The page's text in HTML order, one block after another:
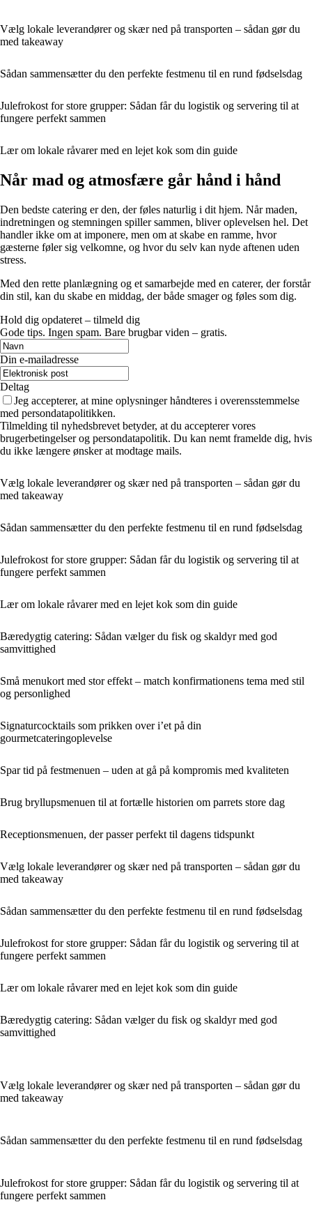
Vælg lokale leverandører og skær ned på transporten – sådan gør du
med takeaway
Sådan sammensætter du den perfekte festmenu til en rund fødselsdag
Julefrokost for store grupper: Sådan får du logistik og servering til at
fungere perfekt sammen
Lær om lokale råvarer med en lejet kok som din guide
Når mad og atmosfære går hånd i hånd
Den bedste catering er den, der føles naturlig i dit hjem. Når maden,
indretningen og stemningen spiller sammen, bliver oplevelsen hel. Det
handler ikke om at imponere, men om at skabe en ramme, hvor
gæsterne føler sig velkomne, og hvor du selv kan nyde aftenen uden
stress.
Med den rette planlægning og et samarbejde med en caterer, der forstår
din stil, kan du skabe en middag, der både smager og føles som dig.
Hold dig opdateret – tilmeld dig
Gode tips. Ingen spam. Bare brugbar viden – gratis.
Din e-mailadresse
Deltag
Jeg accepterer, at mine oplysninger håndteres i overensstemmelse
med persondatapolitikken.
Tilmelding til nyhedsbrevet betyder, at du accepterer vores
brugerbetingelser og persondatapolitik. Du kan nemt framelde dig, hvis
du ikke længere ønsker at modtage mails.
Vælg lokale leverandører og skær ned på transporten – sådan gør du
med takeaway
Sådan sammensætter du den perfekte festmenu til en rund fødselsdag
Julefrokost for store grupper: Sådan får du logistik og servering til at
fungere perfekt sammen
Lær om lokale råvarer med en lejet kok som din guide
Bæredygtig catering: Sådan vælger du fisk og skaldyr med god
samvittighed
Små menukort med stor effekt – match konfirmationens tema med stil
og personlighed
Signaturcocktails som prikken over i’et på din
gourmetcateringoplevelse
Spar tid på festmenuen – uden at gå på kompromis med kvaliteten
Brug bryllupsmenuen til at fortælle historien om parrets store dag
Receptionsmenuen, der passer perfekt til dagens tidspunkt
Vælg lokale leverandører og skær ned på transporten – sådan gør du
med takeaway
Sådan sammensætter du den perfekte festmenu til en rund fødselsdag
Julefrokost for store grupper: Sådan får du logistik og servering til at
fungere perfekt sammen
Lær om lokale råvarer med en lejet kok som din guide
Bæredygtig catering: Sådan vælger du fisk og skaldyr med god
samvittighed
Vælg lokale leverandører og skær ned på transporten – sådan gør du
med takeaway
Sådan sammensætter du den perfekte festmenu til en rund fødselsdag
Julefrokost for store grupper: Sådan får du logistik og servering til at
fungere perfekt sammen